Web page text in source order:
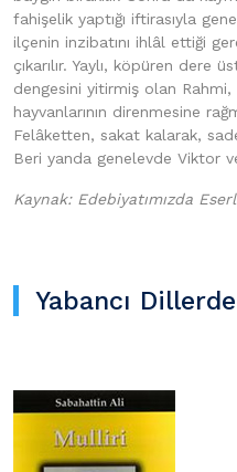
fahişelik yaptığı iftirasıyla
ilçenin inzibatını ihlâl ettiği
çıkarılır. Yaylı, köpüren dere
dengesini yitirmiş olan Rahmi,
hayvanlarının direnmesine
Felâketten, sakat kalarak,
Beri yanda genelevde Viktor
Kaynak: Edebiyatımızda
Yabancı